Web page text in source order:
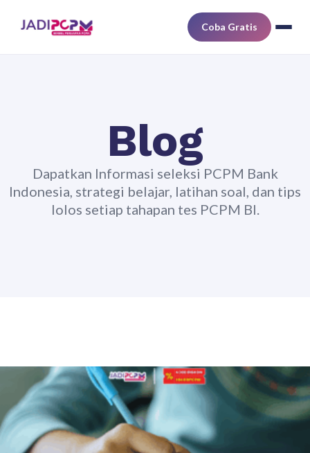
Coba Gratis
Blog
Dapatkan Informasi seleksi PCPM Bank
Indonesia, strategi belajar, latihan soal, dan tips
lolos setiap tahapan tes PCPM BI.